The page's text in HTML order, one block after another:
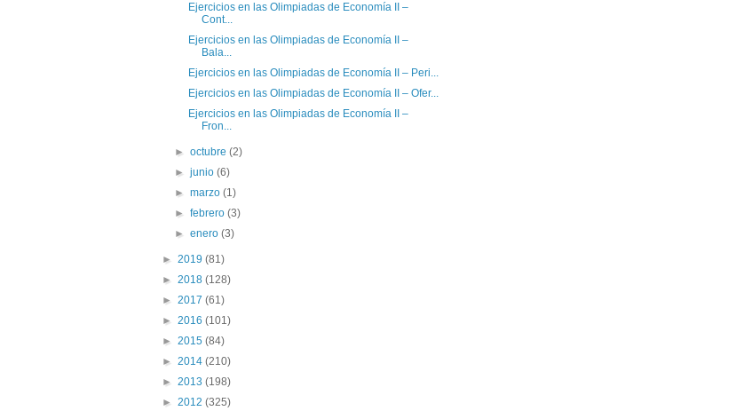
Ejercicios en las Olimpiadas de Economía II –
Cont...
Ejercicios en las Olimpiadas de Economía II –
Bala...
Ejercicios en las Olimpiadas de Economía II – Peri...
Ejercicios en las Olimpiadas de Economía II – Ofer...
Ejercicios en las Olimpiadas de Economía II –
Fron...
►octubre(2)
►junio(6)
►marzo(1)
►febrero(3)
►enero(3)
► 2019 (81)
► 2018 (128)
► 2017 (61)
► 2016 (101)
► 2015 (84)
► 2014 (210)
► 2013 (198)
► 2012 (325)